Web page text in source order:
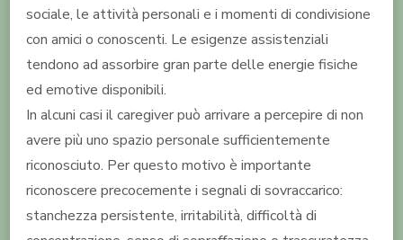
sociale, le attività personali e i momenti di condivisione
con amici o conoscenti. Le esigenze assistenziali
tendono ad assorbire gran parte delle energie fisiche
ed emotive disponibili.
In alcuni casi il caregiver può arrivare a percepire di non
avere più uno spazio personale sufficientemente
riconosciuto. Per questo motivo è importante
riconoscere precocemente i segnali di sovraccarico:
stanchezza persistente, irritabilità, difficoltà di